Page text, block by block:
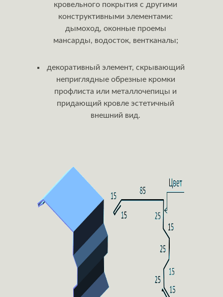
кровельного покрытия с другими
конструктивными элементами:
дымоход, оконные проемы
мансарды, водосток, вентканалы;
декоративный элемент, скрывающий
неприглядные обрезные кромки
профлиста или металлочепицы и
придающий кровле эстетичный
внешний вид.